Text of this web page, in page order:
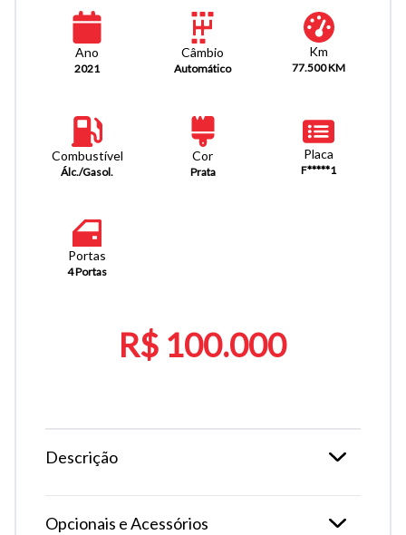
Ano
2021
Câmbio
Automático
Km
77.500 KM
Combustível
Álc./Gasol.
Cor
Prata
Placa
F*****1
Portas
4 Portas
R$ 100.000
Descrição
Opcionais e Acessórios